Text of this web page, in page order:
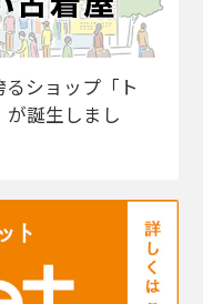
ショップ「ト
が誕生しまし